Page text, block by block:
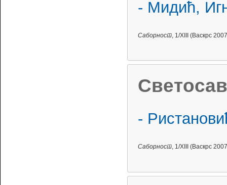
- Мидић,
Саборност , 1/XIII (Васкрс
-
Саборност , 1/XIII (Васкрс